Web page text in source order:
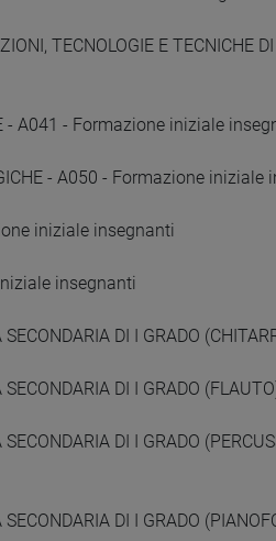
TECNOLOGIE E TECNICHE
- A041 - Formazione iniziale
- A050 - Formazione iniziale
iniziale insegnanti
insegnanti
SECONDARIA DI I GRADO
SECONDARIA DI I GRADO
DI I GRADO
DI I GRADO